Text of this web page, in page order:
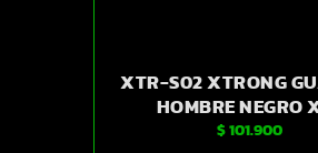
XTR-S02 XTRONG
HOMBRE NEGRO
SKU15415
$101.900